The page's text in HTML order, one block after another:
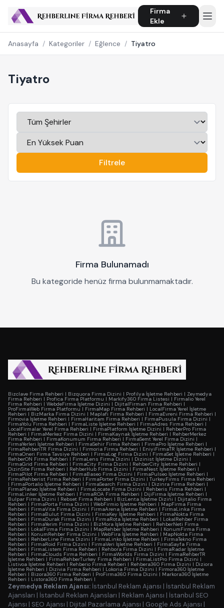
Firma
Ekle
Anasayfa / Kategoriler / Eğlence / Tiyatro
Tiyatro
Filtrele
Firma Bulunamadı
Bu kategoride henüz firma bulunmamaktadır.
Bizclave Firma Rehberi | Bizquora Firma Dizini | Profilya İşletme Rehberi | Zeymedya
Firma Rehberi | Profica Firma Platformu | Markify360 Firma Listesi | Firmalio Yerel
Firma Rehberi | WebdeFirma İşletme Dizini | DijitalFirman Firma Rehberi |
ProFirmaWeb Firma Platformu | FirmaMap Firma Rehberi | LocalFirma Yerel İşletme
Rehberi | BizMarka Firma Dizini | Maplafi Firma Rehberi | FirmaEvreni Firma Rehberi |
Firmovia İşletme Rehberi | FirmaHaritam Firma Rehberi | FirmaPusula Firma Dizini |
FirmaYolu Firma Rehberi | FirmaListe İşletme Rehberi | FirmaAdres Firma Rehberi |
LocalFirmalar Yerel Firma Rehberi | FirmaPlatform İşletme Dizini | RehberPro Firma
Rehberi | FirmaMerkez Firma Dizini | FirmaKaynak İşletme Rehberi | RehberMerkez
Firma Rehberi | FirmaKonumum Firma Rehberi | FirmaSemt Yerel Firma Dizini |
FirmaYerleri İşletme Rehberi | FirmaSehir Firma Rehberi | FirmaPro İşletme Rehberi |
FirmaRehberiTR Firma Dizini | Firmoria Firma Rehberi | EniyiFirmaTR İşletme Rehberi |
FirmaOneri Firma Tavsiye Rehberi | FirmaLog Firma Dizini |FirmaSet İşletme Rehberi |
RehberON Firma Rehberi | FirmaLens Firma Dizini | Dizinist İşletme Dizini |
FirmaGrid Firma Rehberi | FirmaCity Firma Dizini | RehberCity İşletme Rehberi |
DizinSite Firma Rehberi | RehberHub Firma Dizini | FirmaNest İşletme Rehberi |
FirmaPilot Firma Rehberi | FirmaBaseo Firma Dizini | FirmaPulseo İşletme Rehberi |
FirmaRehberist Firma Rehberi | FirmaPorter Firma Dizini | TurkeyFirms Firma Rehberi
| FirmaPortalio İşletme Rehberi | FirmaSearch Firma Dizini | Dizinra Firma Rehberi |
FirmaPlaneo İşletme Rehberi | FirmaLocate Firma Dizini | Rehberis Firma Rehberi |
FirmaLinker İşletme Rehberi | FirmaROA Firma Rehberi | DijiFirma İşletme Rehberi |
Bulpar Firma Dizini | Rebset Firma Rehberi | BizLenta İşletme Dizini | Dijitalio Firma
Rehberi | FirmaPorta Firma Dizini | WebFirmio İşletme Rehberi | MapFirma Firma
Rehberi | FirmaVita Firma Dizini | FirmaArena İşletme Rehberi | FirmaLinka Firma
Rehberi | FirmaBulut Firma Dizini | FirmaKey İşletme Rehberi | FirmaNokta Firma
Rehberi | FirmaDurak Firma Dizini | FirmaRota İşletme Rehberi | LokalRehber Firma
Rehberi | FirmaYerim Firma Dizini | BizMora İşletme Rehberi | RehberNeti Firma
Rehberi | LokalFirma Firma Dizini | MapRehber İşletme Rehberi | KonumFirma Firma
Rehberi | KonumRehber Firma Dizini | WebFira İşletme Rehberi | MapNokta Firma
Rehberi | RehberLine Firma Dizini | FirmaLinko İşletme Rehberi | FirmaTekno Firma
Rehberi | FirmaRoid Firma Dizini | FirmaVeri İşletme Rehberi | FirmaSayfa Firma
Rehberi | FirmaListem Firma Rehberi | Rehbora Firma Dizini | FirmaRadar İşletme
Rehberi | FirmaClouds Firma Rehberi | FirmaWorlds Firma Dizini | FirmaRehberTR
İşletme Rehberi | FirmaRehberTurkey Firma Rehberi | FirmaListPro Firma Dizini |
Listivoa İşletme Rehberi | Rehberio Firma Rehberi | Rehbera360 Firma Dizini | Diziora
İşletme Rehberi | Dizivia Firma Rehberi | Lokoria Firma Dizini | Firmora360 İşletme
Rehberi | Bizora360 Firma Rehberi | ProFirma360 Firma Dizini | Markora360 İşletme
Rehberi | Listora360 Firma Rehberi |
Zeymedya Reklam Ajansı: İstanbul Reklam Ajansı | İstanbul Reklam
Ajansları | İstanbul Reklam Ajansları | Reklam Ajansı | İstanbul SEO
Ajansı | SEO Ajansı | Dijital Pazarlama Ajansı | Google Ads Ajansı |